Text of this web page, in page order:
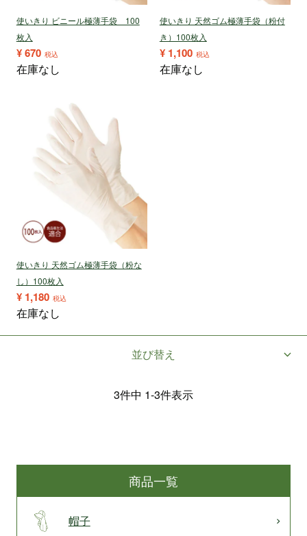
使いきり ビニール極薄手袋 100
枚入
¥670 税込
在庫なし
使いきり 天然ゴム極薄手袋（粉付
き）100枚入
¥ 1,100 税込
在庫なし
使いきり 天然ゴム極薄手袋（粉な
し）100枚入
¥ 1,180 税込
在庫なし
並び替え
3件中 1-3件表示
商品一覧
帽子